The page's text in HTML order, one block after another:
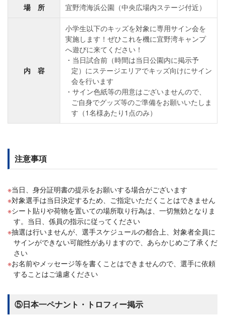
場 所 宜野湾海浜公園（中央広場内ステージ付近）
内 容
小学生以下のキッズを対象に専用サイン会を
実施します！ぜひこれを機に宜野湾キャンプ
へ遊びに来てください！
当日試合前（時間は当日公園内に掲示予
定）にステージエリアでキッズ向けにサイン
会を行います
サイン色紙等の用意はございませんので、
ご自身でグッズ等のご準備をお願いいたしま
す（1名様あたり1点のみ）
注意事項
当日、身分証明書の提示をお願いする場合がございます
対象選手は当日決定するため、ご指定いただくことはできません
シート貼りや荷物を置いての場所取り行為は、一切無効となりま
す。当日、係員の指示に従ってください
抽選は行いませんが、選手スケジュールの都合上、対象者全員に
サインができない可能性がありますので、あらかじめご了承くだ
さい
お名前やメッセージ等を書くことはできませんので、選手に依頼
することはご遠慮ください
⑤日本一ペナント・トロフィー掲示